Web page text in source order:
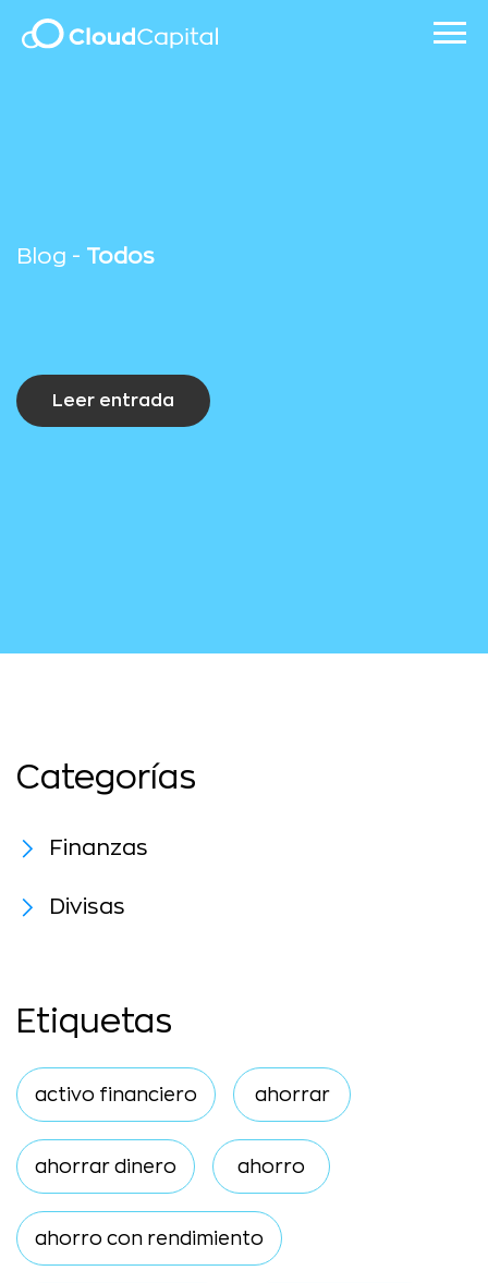
Blog - Todos
Leer entrada
Categorías
Finanzas
Divisas
Etiquetas
activo financiero ahorrar
ahorrar dinero ahorro
ahorro con rendimiento